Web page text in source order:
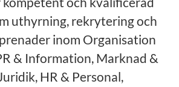
uthyrning, rekrytering och
inom Organisation
& Information, Marknad &
HR & Personal,